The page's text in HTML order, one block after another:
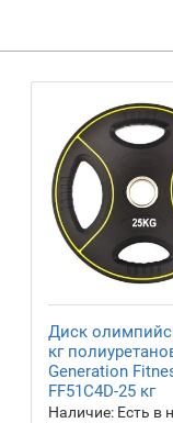
Диск
кг
Generation
FF51C4D-25 кг
Наличие: Есть в